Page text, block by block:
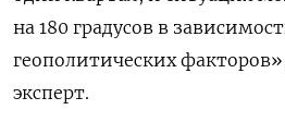
на 180 градусов в
геополитических
эксперт.